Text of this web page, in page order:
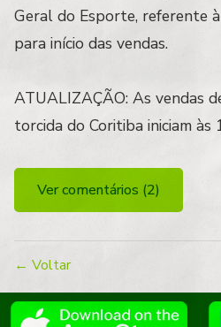
Geral do Esporte, referente
para início das vendas.
ATUALIZAÇÃO: As vendas
torcida do Coritiba iniciam às
Ver comentários (2)
← Voltar